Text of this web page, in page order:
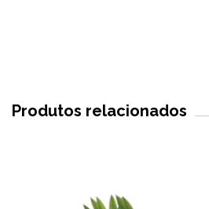
Produtos relacionados